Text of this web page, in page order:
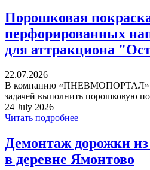
Порошковая
перфорированных
для аттракциона
22.07.2026
В компанию «ПНЕВМОПОРТАЛ»
задачей выполнить порошковую
24 July 2026
Читать подробнее
Демонтаж дорожки
в деревне Ямонтово